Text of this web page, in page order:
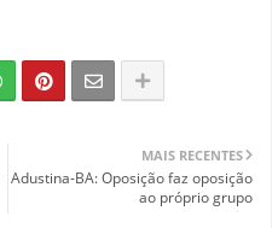
MAIS RECENTES
Adustina-BA: Oposição faz oposição
ao próprio grupo